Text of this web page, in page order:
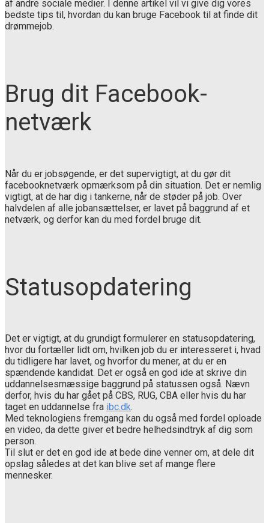
af andre sociale medier. I denne artikel vil vi give dig vores
bedste tips til, hvordan du kan bruge Facebook til at finde dit
drømmejob.
Brug dit Facebook-
netværk
Når du er jobsøgende, er det supervigtigt, at du gør dit
facebooknetværk opmærksom på din situation. Det er nemlig
vigtigt, at de har dig i tankerne, når de støder på job. Over
halvdelen af alle jobansættelser, er lavet på baggrund af et
netværk, og derfor kan du med fordel bruge dit.
Statusopdatering
Det er vigtigt, at du grundigt formulerer en statusopdatering,
hvor du fortæller lidt om, hvilken job du er interesseret i, hvad
du tidligere har lavet, og hvorfor du mener, at du er en
spændende kandidat. Det er også en god ide at skrive din
uddannelsesmæssige baggrund på statussen også. Nævn
derfor, hvis du har gået på CBS, RUG, CBA eller hvis du har
taget en uddannelse fra ibc.dk.
Med teknologiens fremgang kan du også med fordel oploade
en video, da dette giver et bedre helhedsindtryk af dig som
person.
Til slut er det en god ide at bede dine venner om, at dele dit
opslag således at det kan blive set af mange flere
mennesker.